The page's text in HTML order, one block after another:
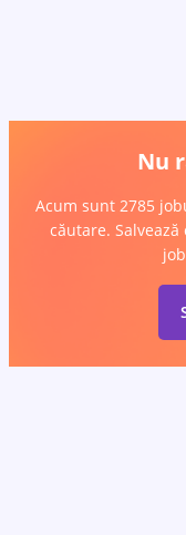
Nu
Acum sunt 2785
căutare.